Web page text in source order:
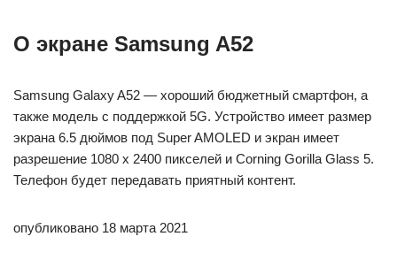
О экране Samsung A52
Samsung Galaxy A52 — хороший бюджетный смартфон, а
также модель с поддержкой 5G. Устройство имеет размер
экрана 6.5 дюймов под Super AMOLED и экран имеет
разрешение 1080 x 2400 пикселей и Corning Gorilla Glass 5.
Телефон будет передавать приятный контент.
опубликовано 18 марта 2021